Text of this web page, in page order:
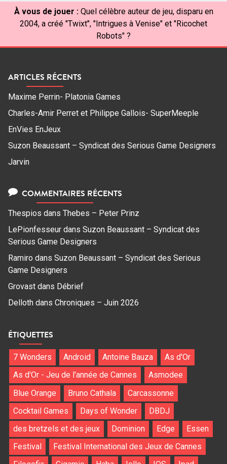
À vous de jouer : Quel célèbre auteur de jeu, disparu en
2004, a créé "Twixt", "Intrigues à Venise" et "Ricochet
Robots" ?
ARTICLES RÉCENTS
Maxime Perrin- Platonia Games
Charles-Amir Perret et Philippe Gallois- SuperMeeple
EnVies EnJeux
Suzon Beaussant – Syndicat des Serious Game Designers
Jarvin
COMMENTAIRES RÉCENTS
Thespios dans Thebes – Peter Prinz
LePionfesseur dans Suzon Beaussant – Syndicat des
Serious Game Designers
Ramiro dans Suzon Beaussant – Syndicat des Serious
Game Designers
Grovast dans Débrief
Delloth dans Chroniques – Juin 2026
ÉTIQUETTES
7 Wonders Android Antoine Bauza
As d'Or
As d'Or - Jeu de l'année de Cannes
Asmodee
Blue Orange
Bruno Cathala
Carcassonne
Cocktail Games
Days of Wonder
DBDJ
des bretzels et des jeux
Dominion Edge
Essen
Festival
Festival International des Jeux de Cannes